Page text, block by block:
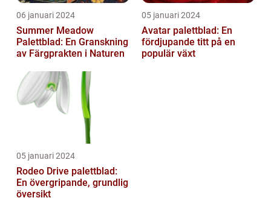
06 januari 2024
Summer Meadow
Palettblad: En Granskning
av Färgprakten i Naturen
05 januari 2024
Avatar palettblad: En
fördjupande titt på en
populär växt
05 januari 2024
Rodeo Drive palettblad:
En övergripande, grundlig
översikt